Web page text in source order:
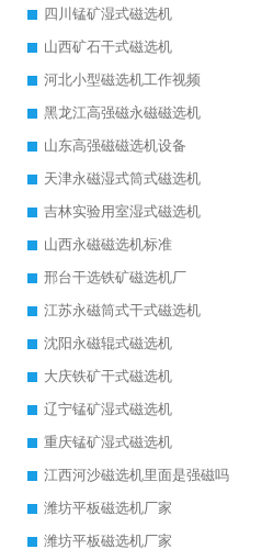
四川锰矿湿式磁选机
山西矿石干式磁选机
河北小型磁选机工作视频
黑龙江高强磁永磁磁选机
山东高强磁磁选机设备
天津永磁湿式筒式磁选机
吉林实验用室湿式磁选机
山西永磁磁选机标准
邢台干选铁矿磁选机厂
江苏永磁筒式干式磁选机
沈阳永磁辊式磁选机
大庆铁矿干式磁选机
辽宁锰矿湿式磁选机
重庆锰矿湿式磁选机
江西河沙磁选机里面是强磁吗
潍坊平板磁选机厂家
潍坊平板磁选机厂家